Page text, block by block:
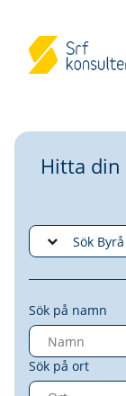
Hitta din
Sök på namn
Sök på ort